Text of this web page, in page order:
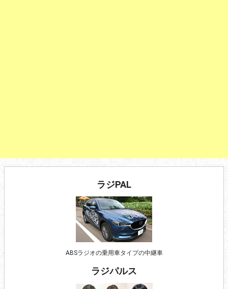
ラジPAL
ABSラジオの乗用車タイプの中継車
ラジパルス